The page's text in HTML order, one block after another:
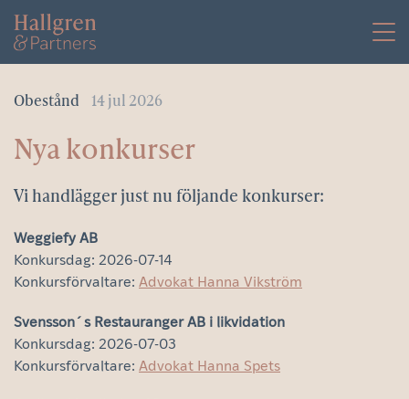
content
Obestånd 14 jul 2026
Nya konkurser
Vi handlägger just nu följande konkurser:
Weggiefy AB
Konkursdag: 2026-07-14
Konkursförvaltare: Advokat Hanna Vikström
Svensson´s Restauranger AB i likvidation
Konkursdag: 2026-07-03
Konkursförvaltare: Advokat Hanna Spets